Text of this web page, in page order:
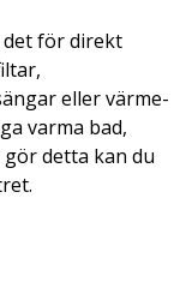
för direkt
eller värme-
varma bad,
detta kan du